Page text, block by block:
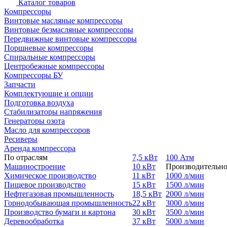
Каталог товаров
Компрессоры
Винтовые масляные компрессоры
Винтовые безмасляные компрессоры
Передвижные винтовые компрессоры
Поршневые компрессоры
Спиральные компрессоры
Центробежные компрессоры
Компрессоры БУ
Запчасти
Комплектующие и опции
Подготовка воздуха
Стабилизаторы напряжения
Генераторы озота
Масло для компрессоров
Ресиверы
Аренда компрессора
По отраслям
Машиностроение
Химическое производство
Пищевое производство
Нефтегазовая промышленность
Горнодобывающая промышленность
Производство бумаги и картона
Деревообработка
7,5 кВт
10 кВт
11 кВт
15 кВт
18,5 кВт
22 кВт
30 кВт
37 кВт
100 Атм
1000 л/мин
1500 л/мин
2000 л/мин
3000 л/мин
3500 л/мин
5000 л/мин